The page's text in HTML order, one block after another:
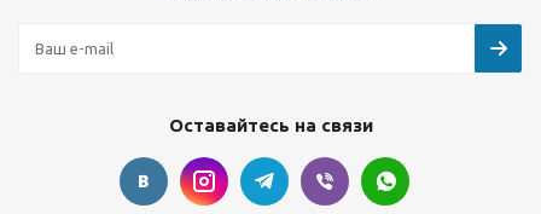
Оставайтесь на связи